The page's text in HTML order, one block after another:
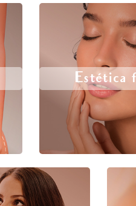
Estética